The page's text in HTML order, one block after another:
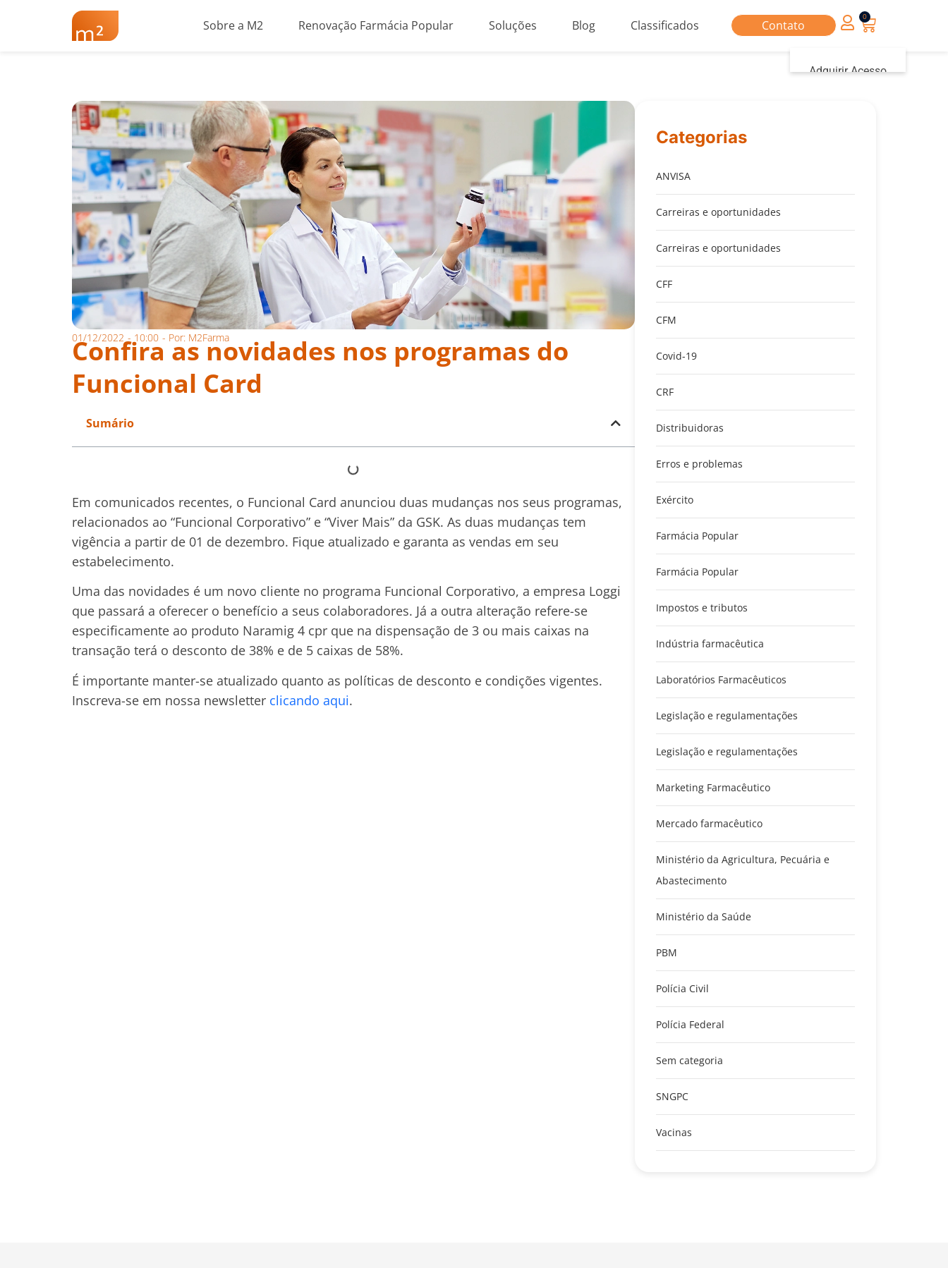
Sobre a M2 Renovação Farmácia Popular Soluções Blog Classificados Contato
Adquirir Acesso
0
01/12/2022 - 10:00 - Por: M2Farma
Confira as novidades nos programas do
Funcional Card
Sumário
Em comunicados recentes, o Funcional Card anunciou duas mudanças nos seus programas,
relacionados ao “Funcional Corporativo” e “Viver Mais” da GSK. As duas mudanças tem
vigência a partir de 01 de dezembro. Fique atualizado e garanta as vendas em seu
estabelecimento.
Uma das novidades é um novo cliente no programa Funcional Corporativo, a empresa Loggi
que passará a oferecer o benefício a seus colaboradores. Já a outra alteração refere-se
especificamente ao produto Naramig 4 cpr que na dispensação de 3 ou mais caixas na
transação terá o desconto de 38% e de 5 caixas de 58%.
É importante manter-se atualizado quanto as políticas de desconto e condições vigentes.
Inscreva-se em nossa newsletter clicando aqui.
Categorias
ANVISA
Carreiras e oportunidades
Carreiras e oportunidades
CFF
CFM
Covid-19
CRF
Distribuidoras
Erros e problemas
Exército
Farmácia Popular
Farmácia Popular
Impostos e tributos
Indústria farmacêutica
Laboratórios Farmacêuticos
Legislação e regulamentações
Legislação e regulamentações
Marketing Farmacêutico
Mercado farmacêutico
Ministério da Agricultura, Pecuária e
Abastecimento
Ministério da Saúde
PBM
Polícia Civil
Polícia Federal
Sem categoria
SNGPC
Vacinas